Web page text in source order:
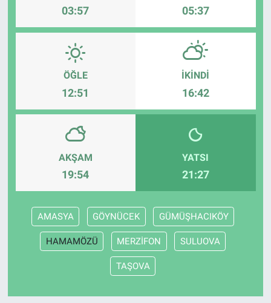
03:57 05:37
ÖĞLE
12:51
İKINDI
16:42
AKŞAM
19:54
YATSI
21:27
AMASYA GÖYNÜCEK GÜMÜŞHACIKÖY
HAMAMÖZÜ MERZİFON SULUOVA
TAŞOVA